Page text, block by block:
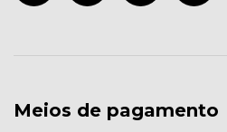
Meios de pagamento